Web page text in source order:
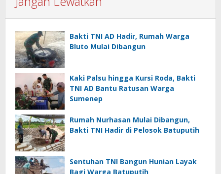
Bakti TNI AD Hadir, Rumah Warga
Bluto Mulai Dibangun
Kaki Palsu hingga Kursi Roda, Bakti
TNI AD Bantu Ratusan Warga
Sumenep
Rumah Nurhasan Mulai Dibangun,
Bakti TNI Hadir di Pelosok Batuputih
Sentuhan TNI Bangun Hunian Layak
Bagi Warga Batuputih